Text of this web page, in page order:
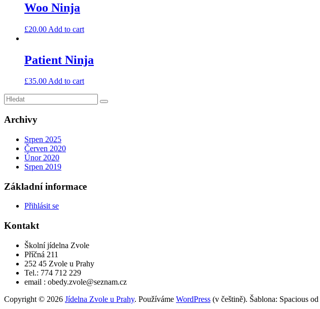
Woo Ninja
£20.00 Add to cart
Patient Ninja
£35.00Add to cart
Archivy
Srpen 2025
Červen 2020
Únor 2020
Srpen 2019
Základní informace
Přihlásit se
Kontakt
Školní jídelna Zvole
Příčná 211
252 45 Zvole u Prahy
Tel.: 774 712 229
email : obedy.zvole@seznam.cz
Copyright © 2026 Jídelna Zvole u Prahy. Používáme WordPress (v češtině). Šablona: Spacious od